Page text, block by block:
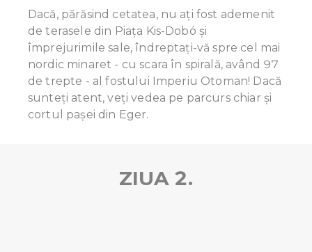
Dacă, părăsind cetatea, nu ați fost ademenit
de terasele din Piața Kis-Dobó și
împrejurimile sale, îndreptați-vă spre cel mai
nordic minaret - cu scara în spirală, având 97
de trepte - al fostului Imperiu Otoman! Dacă
sunteți atent, veți vedea pe parcurs chiar și
cortul pașei din Eger.
ZIUA 2.